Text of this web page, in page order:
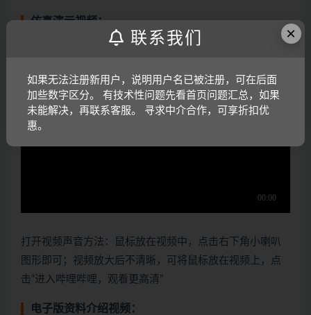
仿真演示视频：
打开视频声音方法：鼠标放在视频中，点击右下角小喇叭
图形即可；视频放大后不清晰，可将鼠标放在视频上，点
击“进入哔哩哔哩，观看更高清”
电子版资料介绍视频：
×
联系我们
如果无法注册新用户，说明用户名已被注册，可在后面
加些数字区分。 有技术性问题先看首页问题汇总，如果
未能解决，再联系客服。 寻求中介合作，可享折扣优
惠。